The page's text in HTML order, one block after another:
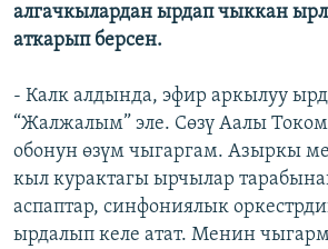
алгачкылардан ырдап чыккан
аткарып берсен.
- Калк алдында, эфир аркылуу
“Жалжалым” эле. Сөзү Аалы
обонун өзүм чыгаргам. Азыркы
кыл курактагы ырчылар
аспаптар, синфониялык
ырдалып келе атат. Менин